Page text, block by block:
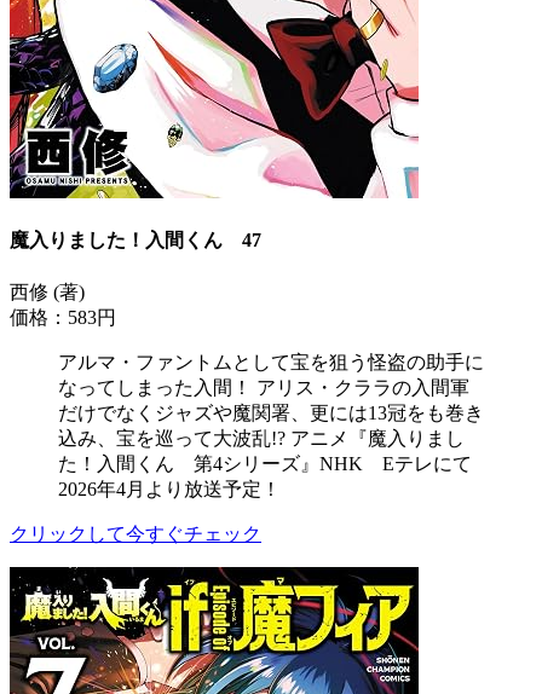
魔入りました！入間くん 47
西修 (著)
価格：583円
アルマ・ファントムとして宝を狙う怪盗の助手に
なってしまった入間！ アリス・クララの入間軍
だけでなくジャズや魔関署、更には13冠をも巻き
込み、宝を巡って大波乱!? アニメ『魔入りまし
た！入間くん 第4シリーズ』NHK Eテレにて
2026年4月より放送予定！
クリックして今すぐチェック